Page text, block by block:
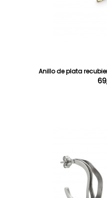
Anillo de plata